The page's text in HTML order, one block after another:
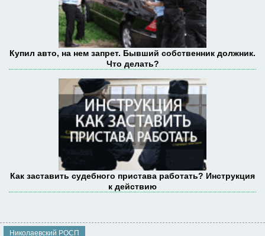
Купил авто, на нем запрет. Бывший собственник должник.
Что делать?
Как заставить судебного пристава работать? Инструкция
к действию
Николаевский РОСП